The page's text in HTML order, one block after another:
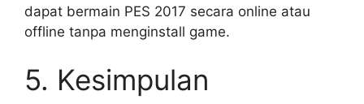
dapat bermain PES 2017 secara online atau
offline tanpa menginstall game.
5. Kesimpulan